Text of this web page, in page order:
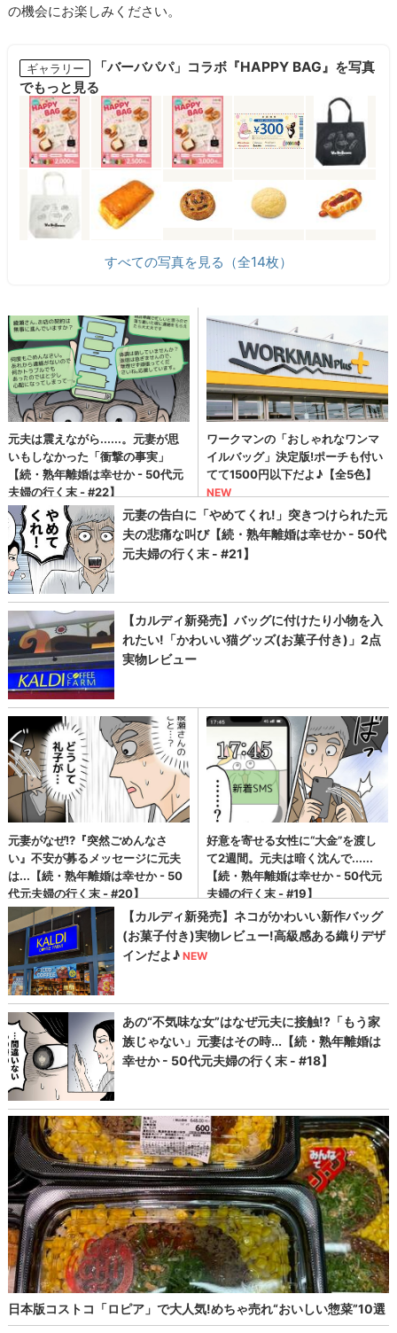
の機会にお楽しみください。
ギャラリー
「バーバパパ」コラボ『HAPPY BAG』を写真
でもっと見る
すべての写真を見る（全14枚）